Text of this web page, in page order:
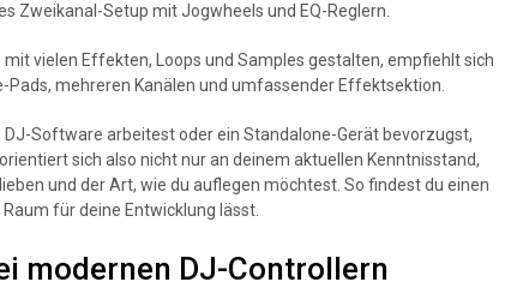
Zweikanal-Setup mit Jogwheels und EQ-Reglern.
vielen Effekten, Loops und Samples gestalten, empfiehlt sich
mehreren Kanälen und umfassender Effektsektion.
DJ-Software arbeitest oder ein Standalone-Gerät bevorzugst,
sich also nicht nur an deinem aktuellen Kenntnisstand,
und der Art, wie du auflegen möchtest. So findest du einen
für deine Entwicklung lässt.
modernen DJ-Controllern